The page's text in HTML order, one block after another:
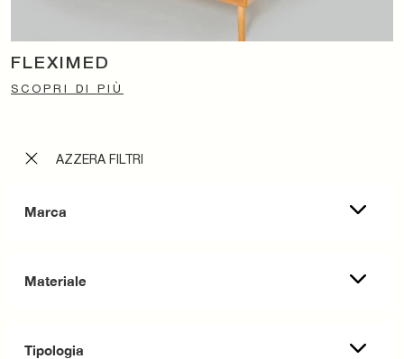
AZZERA FILTRI
Marca
Materiale
Tipologia
FLEXIMED
SCOPRI DI PIÙ